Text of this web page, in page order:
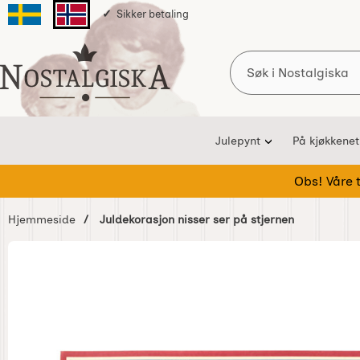
Svenska sidanNorska sidan
Sikker betaling
Startsiden for Nostalgiska
Søk
Julepynt På kjøkkenet
Obs! Våre
Hjemmeside Juldekorasjon nisser ser på stjernen